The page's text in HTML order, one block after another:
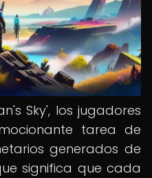
Sky', los jugadores
tarea de
generados de
significa que cada